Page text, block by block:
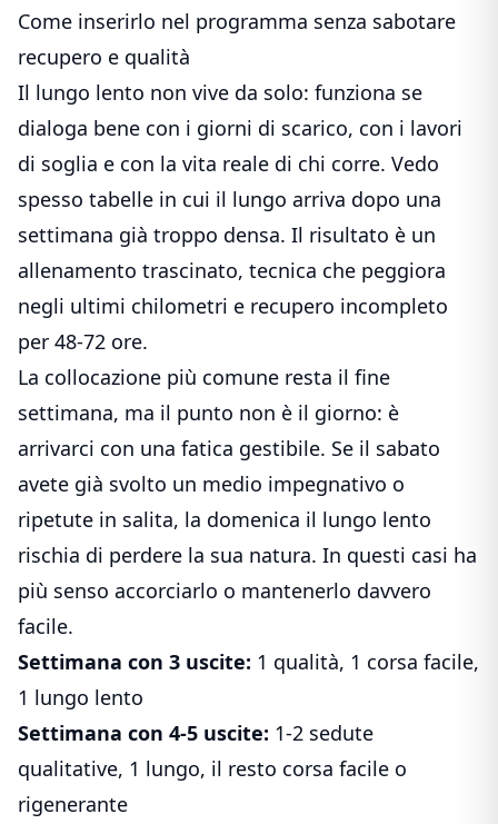
Come inserirlo nel programma senza sabotare
recupero e qualità
Il lungo lento non vive da solo: funziona se
dialoga bene con i giorni di scarico, con i lavori
di soglia e con la vita reale di chi corre. Vedo
spesso tabelle in cui il lungo arriva dopo una
settimana già troppo densa. Il risultato è un
allenamento trascinato, tecnica che peggiora
negli ultimi chilometri e recupero incompleto
per 48-72 ore.
La collocazione più comune resta il fine
settimana, ma il punto non è il giorno: è
arrivarci con una fatica gestibile. Se il sabato
avete già svolto un medio impegnativo o
ripetute in salita, la domenica il lungo lento
rischia di perdere la sua natura. In questi casi ha
più senso accorciarlo o mantenerlo davvero
facile.
Settimana con 3 uscite: 1 qualità, 1 corsa facile,
1 lungo lento
Settimana con 4-5 uscite: 1-2 sedute
qualitative, 1 lungo, il resto corsa facile o
rigenerante